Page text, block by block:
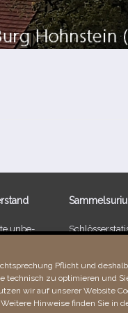
Pflicht und
technisch zu optimieren und
wir auf unserer Website
Hinweise finden Sie in
unbe­
Ein Schloss
Links &